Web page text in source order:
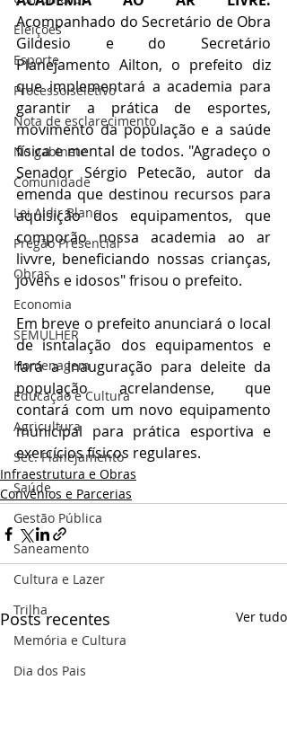
Eleições
Esporte
Processo seletivo
Nota de esclarecimento
No gabinete
Comunidade
Lei Aldir Blanc
Pregão Presencial
Obras
Economia
SEMULHER
Homenagem
Educação e Cultura
Agricultura
Sec. Planejamento
Saúde
Gestão Pública
Saneamento
Cultura e Lazer
Trilha
Memória e Cultura
Dia dos Pais
Acompanhado do Secretário de Obra
Gildesio e do Secretário
Planejamento Ailton, o prefeito diz
que implementará a academia para
garantir a prática de esportes,
movimento da população e a saúde
física e mental de todos. "Agradeço o
Senador Sérgio Petecão, autor da
emenda que destinou recursos para
aquisição dos equipamentos, que
comporão nossa academia ao ar
livvre, beneficiando nossas crianças,
jovens e idosos" frisou o prefeito.
Em breve o prefeito anunciará o local
de isntalação dos equipamentos e
fará a inauguração para deleite da
população acrelandense, que
contará com um novo equipamento
municipal para prática esportiva e
exercícios físicos regulares.
Infraestrutura e Obras
Convênios e Parcerias
Posts recentes Ver tudo